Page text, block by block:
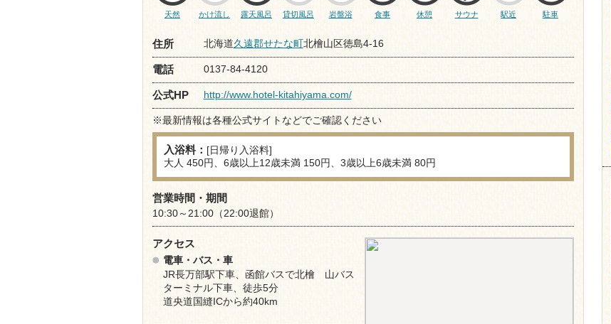
天然 かけ流し 露天風呂 貸切風呂 岩盤浴 食事 休憩 サウナ 駅近 駐車
住所 北海道久遠郡せたな町北檜山区徳島4-16
電話 0137-84-4120
公式HP http://www.hotel-kitahiyama.com/
※最新情報は各種公式サイトなどでご確認ください
入浴料： [日帰り入浴料]
大人 450円、6歳以上12歳未満 150円、3歳以上6歳未満 80円
営業時間・期間
10:30～21:00（22:00退館）
アクセス
電車・バス・車
JR長万部駅下車、函館バスで北檜 山バス
ターミナル下車、徒歩5分
道央道国縫ICから約40km